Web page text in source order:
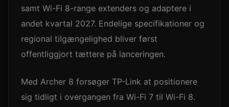
samt Wi-Fi 8-range extenders og adaptere i
andet kvartal 2027. Endelige specifikationer og
regional tilgængelighed bliver først
offentliggjort tættere på lanceringen.
Med Archer 8 forsøger TP-Link at positionere
sig tidligt i overgangen fra Wi-Fi 7 til Wi-Fi 8.